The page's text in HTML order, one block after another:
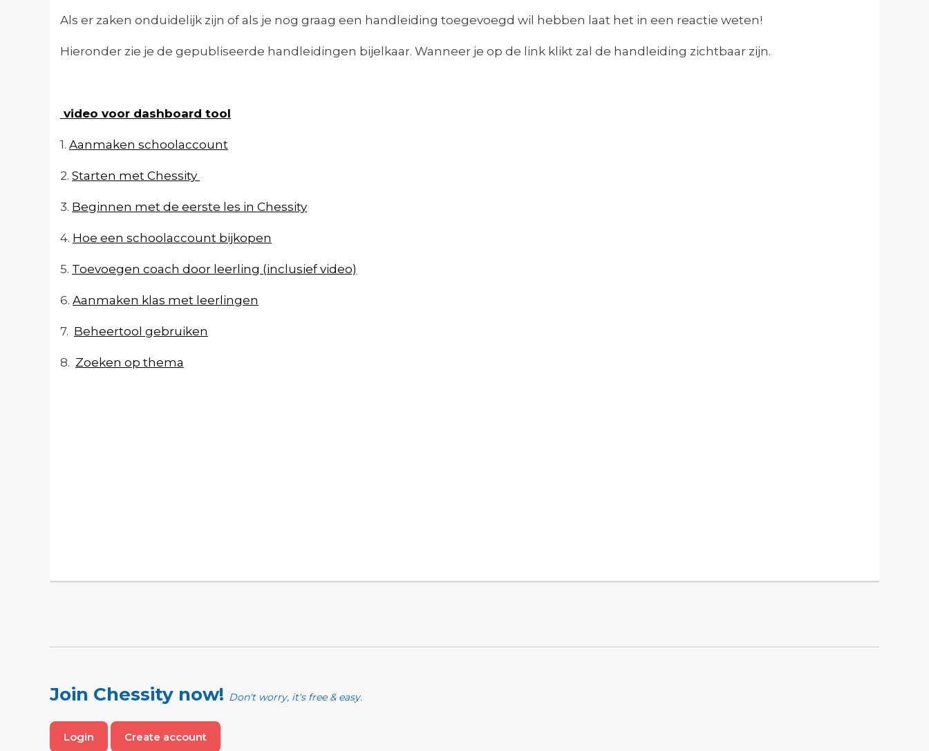
Als er zaken onduidelijk zijn of als je nog graag een handleiding toegevoegd wil hebben laat het in een reactie weten!
Hieronder zie je de gepubliseerde handleidingen bijelkaar. Wanneer je op de link klikt zal de handleiding zichtbaar zijn.
video voor dashboard tool
1. Aanmaken schoolaccount
2. Starten met Chessity
3. Beginnen met de eerste les in Chessity
4. Hoe een schoolaccount bijkopen
5. Toevoegen coach door leerling (inclusief video)
6. Aanmaken klas met leerlingen
7. Beheertool gebruiken
8. Zoeken op thema
Join Chessity now! Don't worry, it's free & easy.
Login Create account